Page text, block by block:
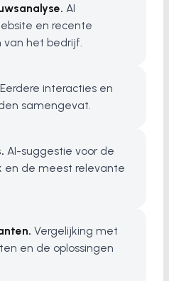
AI
en recente
van het bedrijf.
Eerdere interacties en
samengevat.
AI-suggestie voor de
en de meest relevante
Vergelijking met
en de oplossingen